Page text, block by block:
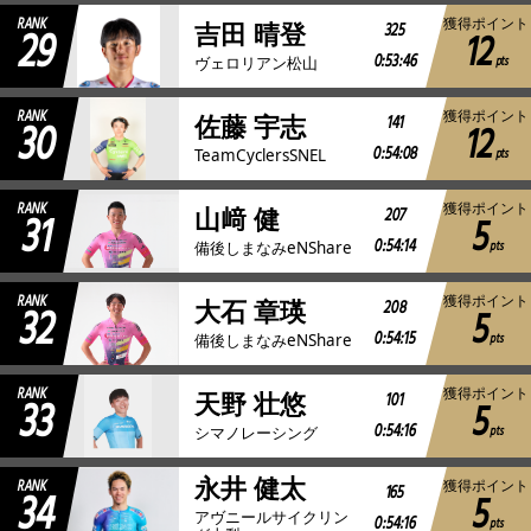
RANK
29 吉田 晴登
ヴェロリアン松山
325
0:53:46
獲得ポイント
12pts
RANK
30 佐藤 宇志
TeamCyclersSNEL
141
0:54:08
獲得ポイント
12pts
RANK
31 山﨑 健
備後しまなみeNShare
207
0:54:14
獲得ポイント
5pts
RANK
32 大石 章瑛
備後しまなみeNShare
208
0:54:15
獲得ポイント
5pts
RANK
33 天野 壮悠
シマノレーシング
101
0:54:16
獲得ポイント
5pts
RANK 永井 健太
アヴニールサイクリン
165
0:54:16
獲得ポイント
5pts